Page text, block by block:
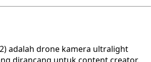
adalah drone kamera ultralight